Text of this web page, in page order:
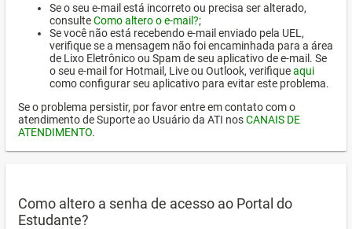
Se o seu e-mail está incorreto ou precisa ser alterado,
consulteComo altero o e-mail?;
Se você não está recebendo e-mail enviado pela UEL,
verifique se a mensagem não foi encaminhada para a área
de Lixo Eletrônico ou Spam de seu aplicativo de e-mail. Se
o seu e-mail for Hotmail, Live ou Outlook, verifiqueaqui
como configurar seu aplicativo para evitar este problema.
Se o problema persistir, por favor entre em contato com o
atendimento de Suporte ao Usuário da ATI nosCANAIS DE
ATENDIMENTO.
Como altero a senha de acesso ao Portal do
Estudante?